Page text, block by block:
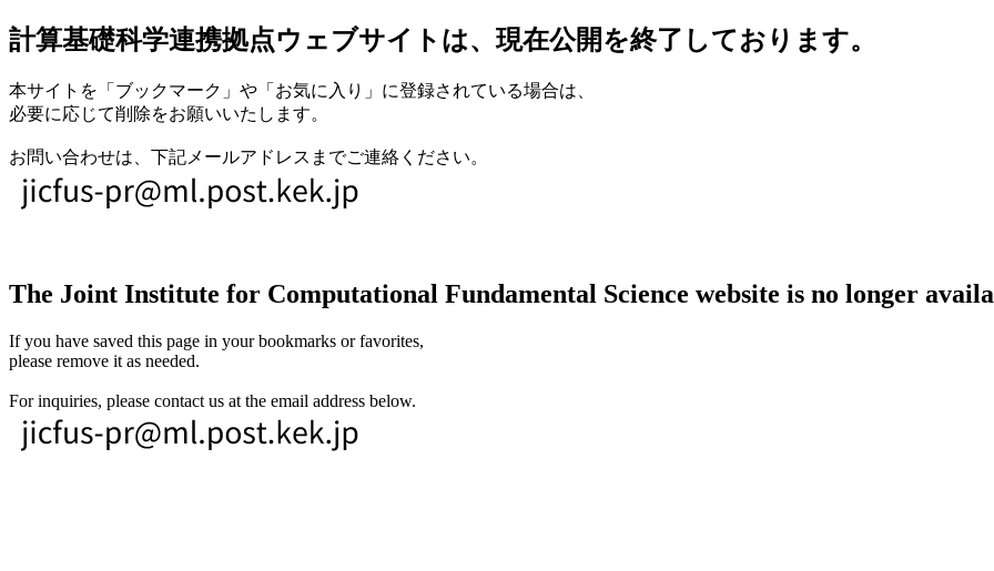
計算基礎科学連携拠点ウェブサイトは、現在公開を終了しております。
本サイトを「ブックマーク」や「お気に入り」に登録されている場合は、
必要に応じて削除をお願いいたします。
お問い合わせは、下記メールアドレスまでご連絡ください。
The Joint Institute for Computational Fundamental Science website is no longer
If you have saved this page in your bookmarks or favorites,
please remove it as needed.
For inquiries, please contact us at the email address below.